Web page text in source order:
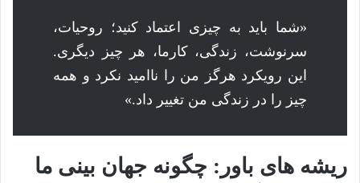
«شما باید به چیزی اعتماد کنید؛ روحیات،
سرنوشت، زندگی، کارما، هر چیز دیگری.
این رویکرد هرگز من را ناامید نکرد و همه
چیز را در زندگی من تغییر داد.»
ریشه های باور: چگونه جهان بینی ما